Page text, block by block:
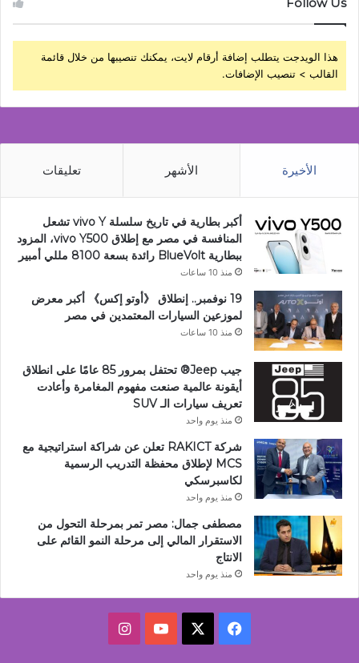
Follow Us
هذا الويدجت يتطلب إضافة أرقام لايت، يمكنك تنصيبها من خلال قائمة
القالب > تنصيب الإضافات.
الأخيرة الأشهر تعليقات
أكبر بطارية في تاريخ سلسلة vivo Y تشعل
المنافسة في مصر مع إطلاق vivo Y500، المزود
ببطارية BlueVolt رائدة بسعة 8100 مللي أمبير
منذ 10 ساعات
19 نوفمبر.. إنطلاق 《أوتو إكس》 أكبر معرض
لموزعين السيارات المعتمدين في مصر
منذ 10 ساعات
جيب Jeep®️ تحتفل بمرور 85 عامًا على انطلاق
أيقونة عالمية صنعت مفهوم المغامرة وأعادت
تعريف سيارات الـ SUV
منذ يوم واحد
شركة RAKICT تعلن عن شراكة استراتيجية مع
MCS لإطلاق محفظة التدريب الرسمية
لكاسبرسكي
منذ يوم واحد
مصطفى جمال: مصر تمر بمرحلة التحول من
الاستقرار المالي إلى مرحلة النمو القائم على
الانتاج
منذ يوم واحد
فيسبوك ‫YouTubeانستقرام